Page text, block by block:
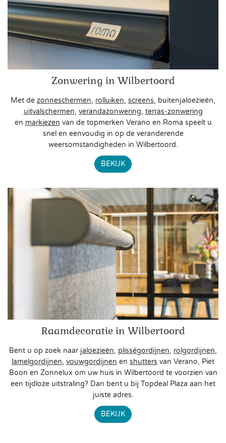
Zonwering in Wilbertoord
Met de zonneschermen, rolluiken, screens, buitenjaloezieën,
uitvalschermen, verandazonwering, terras-zonwering
en markiezen van de topmerken Verano en Roma speelt u
snel en eenvoudig in op de veranderende
weersomstandigheden in Wilbertoord.
BEKIJK
Raamdecoratie in Wilbertoord
Bent u op zoek naar jaloezieën, plisségordijnen, rolgordijnen,
lamelgordijnen, vouwgordijnen en shutters van Verano, Piet
Boon en Zonnelux om uw huis in Wilbertoord te voorzien van
een tijdloze uitstraling? Dan bent u bij Topdeal Plaza aan het
juiste adres.
BEKIJK